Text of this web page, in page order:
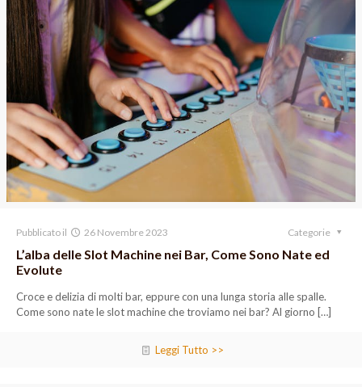
Pubblicato il 26 Novembre 2023 Categorie
L’alba delle Slot Machine nei Bar, Come Sono Nate ed
Evolute
Croce e delizia di molti bar, eppure con una lunga storia alle spalle.
Come sono nate le slot machine che troviamo nei bar? Al giorno […]
Leggi Tutto >>